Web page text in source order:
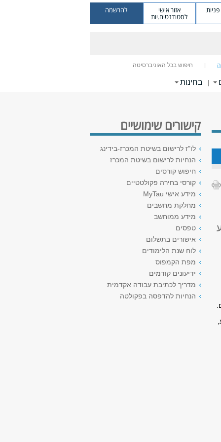
אזור אישי
לסטודנטים.יות
להרשמה
חיפוש בכל האוניברסיטה
| בחינות
קישורים שימושיים
לו"ז לרישום בשיטת המכרז-בידינג
הנחיות לרישום בשיטת המכרז
חיפוש קורסים
קורסי בחירה פקולטטיים
מידע אישי MyTau
מחלקת מחשבים
מידע ממוחשב
טפסים
אישורים בתשלום
לוח שנת הלימודים
מפת הקמפוס
ידיעונים קודמים
מדריך לכתיבת עבודה אקדמית
הנחיות להדפסה בפקולטה